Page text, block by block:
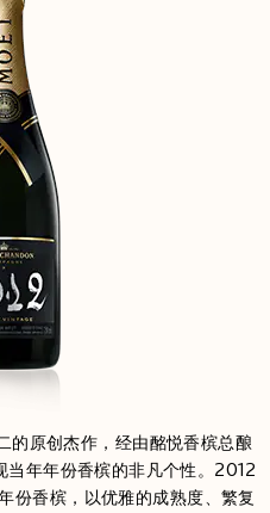
的原创杰作，经由酩悦香槟总酿
当年年份香槟的非凡个性。2012
份香槟，以优雅的成熟度、繁复